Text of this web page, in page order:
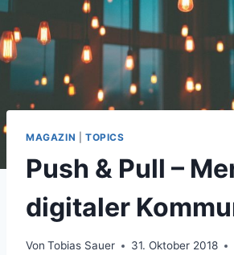
MAGAZIN TOPICS
Push & Pull –
digitaler
Von Tobias Sauer
31. Oktober 2018